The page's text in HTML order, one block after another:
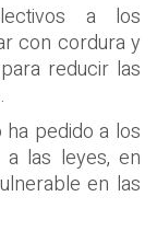
a los
con cordura y
reducir las
ha pedido a los
a las leyes, en
en las